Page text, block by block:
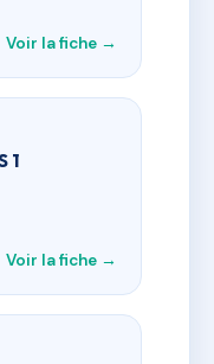
Voir la fiche →
1
Voir la fiche →